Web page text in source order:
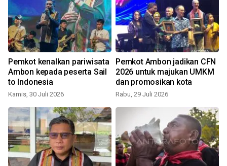
Pemkot kenalkan pariwisata
Ambon kepada peserta Sail
to Indonesia
Kamis, 30 Juli 2026
Pemkot Ambon jadikan CFN
2026 untuk majukan UMKM
dan promosikan kota
Rabu, 29 Juli 2026